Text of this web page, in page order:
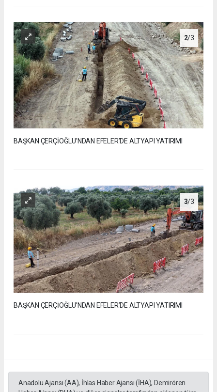
2/3
BAŞKAN ÇERÇİOĞLU'NDAN EFELER’DE ALTYAPI YATIRIMI
3/3
BAŞKAN ÇERÇİOĞLU'NDAN EFELER’DE ALTYAPI YATIRIMI
Anadolu Ajansı (AA), İhlas Haber Ajansı (İHA), Demirören